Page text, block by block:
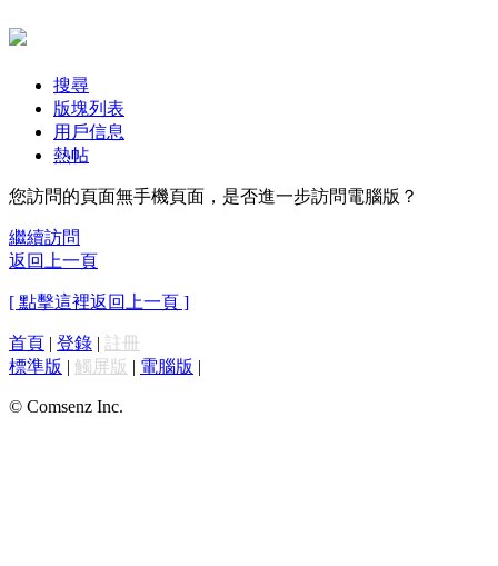
搜尋
版塊列表
用戶信息
熱帖
您訪問的頁面無手機頁面，是否進一步訪問電腦版？
繼續訪問
返回上一頁
[ 點擊這裡返回上一頁 ]
首頁 | 登錄 | 註冊
標準版 | 觸屏版 | 電腦版 |
© Comsenz Inc.